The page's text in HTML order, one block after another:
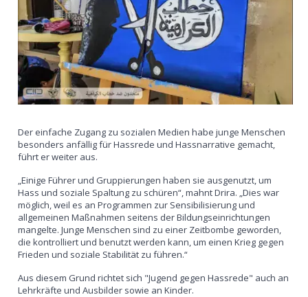
Der einfache Zugang zu sozialen Medien habe junge Menschen
besonders anfällig für Hassrede und Hassnarrative gemacht,
führt er weiter aus.
„Einige Führer und Gruppierungen haben sie ausgenutzt, um
Hass und soziale Spaltung zu schüren“, mahnt Drira. „Dies war
möglich, weil es an Programmen zur Sensibilisierung und
allgemeinen Maßnahmen seitens der Bildungseinrichtungen
mangelte. Junge Menschen sind zu einer Zeitbombe geworden,
die kontrolliert und benutzt werden kann, um einen Krieg gegen
Frieden und soziale Stabilität zu führen.“
Aus diesem Grund richtet sich "Jugend gegen Hassrede" auch an
Lehrkräfte und Ausbilder sowie an Kinder.